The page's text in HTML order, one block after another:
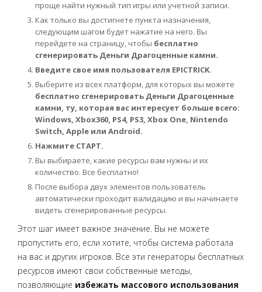
проще найти нужный тип игры или учетной записи.
Как только вы достигнете пункта назначения,
следующим шагом будет нажатие на него. Вы
перейдете на страницу, чтобы бесплатно
сгенерировать Деньги Драгоценные камни.
Введите свое имя пользователя EPICTRICK.
Выберите из всех платформ, для которых вы можете
бесплатно сгенерировать Деньги Драгоценные
камни, ту, которая вас интересует больше всего:
Windows, Xbox360, PS4, PS3, Xbox One, Nintendo
Switch, Apple или Android.
Нажмите СТАРТ.
Вы выбираете, какие ресурсы вам нужны и их
количество. Все бесплатно!
После выбора двух элементов пользователь
автоматически проходит валидацию и вы начинаете
видеть сгенерированные ресурсы.
Этот шаг имеет важное значение. Вы не можете
пропустить его, если хотите, чтобы система работала
на вас и других игроков. Все эти генераторы бесплатных
ресурсов имеют свои собственные методы,
позволяющие избежать массового использования